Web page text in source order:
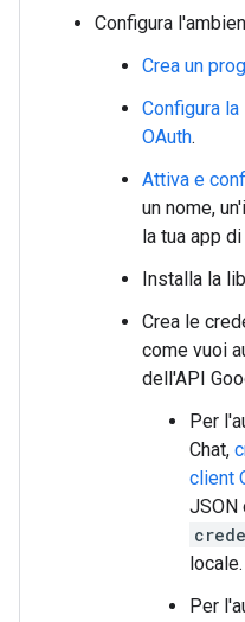
Configura
Crea un
Configura
OAuth.
Attiva e
un nome,
la tua app di
Installa la
Crea le
come vuoi
dell'API
Per
Chat,
client
JSON
locale.
Per